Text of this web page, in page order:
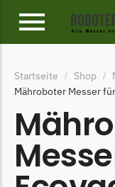
Alpina Messer
Ambrogio
Ambrogio Messer
Begrenzungsdraht
Startseite / Shop /
Mähroboter Messer